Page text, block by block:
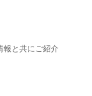
報と共にご紹介